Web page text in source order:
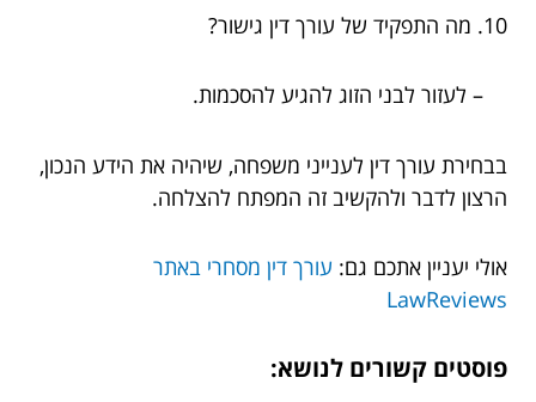
10. מה התפקיד של עורך דין גישור?
– לעזור לבני הזוג להגיע להסכמות.
בבחירת עורך דין לענייני משפחה, שיהיה את הידע הנכון,
הרצון לדבר ולהקשיב זה המפתח להצלחה.
אולי יעניין אתכם גם: עורך דין מסחרי באתר
LawReviews
פוסטים קשורים לנושא: